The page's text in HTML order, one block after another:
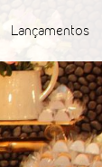
Lançamentos